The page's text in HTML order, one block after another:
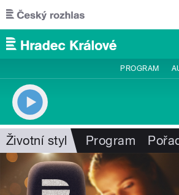
Přejít k hlavnímu obsahu
PROGRAM
Životní styl Program